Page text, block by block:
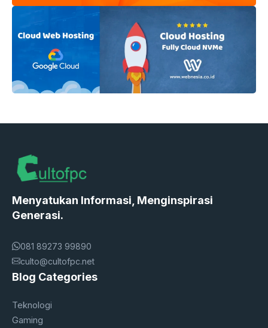
Menyatukan Informasi, Menginspirasi
Generasi.
081 89273 99890
culto@cultofpc.net
Blog Categories
Teknologi
Gaming